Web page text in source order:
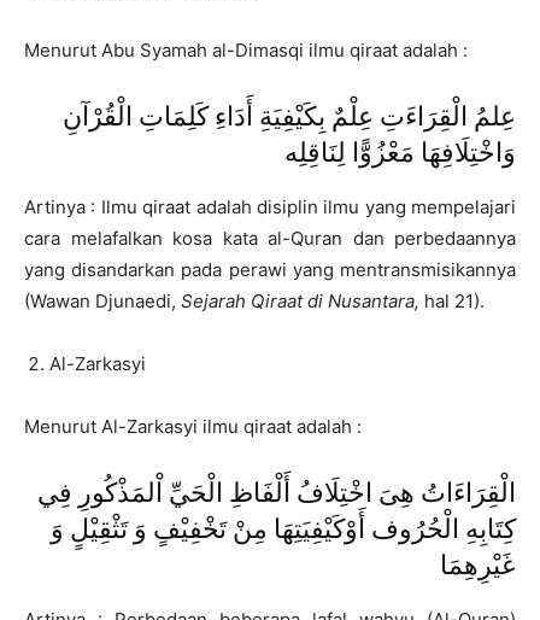
Menurut Abu Syamah al-Dimasqi ilmu qiraat adalah :
عِلمُ الْقِرَاءَتِ عِلْمٌ بِكَيْفِيَةِ أَدَاءِ كَلِمَاتِ الْقُرْآنِ
وَاخْتِلَافِهَا مَعْزُوًّا لِنَاقِلِه
Artinya : Ilmu qiraat adalah disiplin ilmu yang mempelajari
cara melafalkan kosa kata al-Quran dan perbedaannya
yang disandarkan pada perawi yang mentransmisikannya
(Wawan Djunaedi, Sejarah Qiraat di Nusantara, hal 21).
Al-Zarkasyi
Menurut Al-Zarkasyi ilmu qiraat adalah :
الْقِرَاءَاتُ هِىَ اخْتِلَافُ أَلْفَاظِ الْحَيِّ اْلمَذْكُورِ فِي
كِتَابِهِ الْحُرُوف أَوْكَيْفِيَتِهَا مِنْ تَخْفِيْفٍ وَ تَثْقِيْلٍ وَ
غَيْرِهِمَا